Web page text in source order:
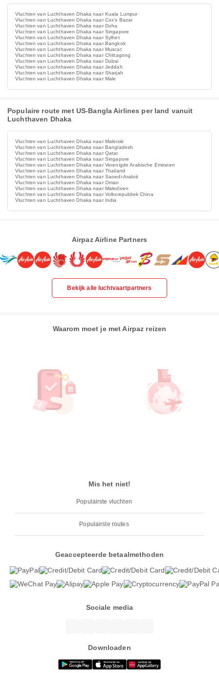
Vluchten van Luchthaven Dhaka naar Kuala Lumpur
Vluchten van Luchthaven Dhaka naar Cox's Bazar
Vluchten van Luchthaven Dhaka naar Doha
Vluchten van Luchthaven Dhaka naar Singapore
Vluchten van Luchthaven Dhaka naar Sylhet
Vluchten van Luchthaven Dhaka naar Bangkok
Vluchten van Luchthaven Dhaka naar Muscat
Vluchten van Luchthaven Dhaka naar Chittagong
Vluchten van Luchthaven Dhaka naar Dubai
Vluchten van Luchthaven Dhaka naar Jeddah
Vluchten van Luchthaven Dhaka naar Sharjah
Vluchten van Luchthaven Dhaka naar Male
Populaire route met US-Bangla Airlines per land vanuit
Luchthaven Dhaka
Vluchten van Luchthaven Dhaka naar Maleisië
Vluchten van Luchthaven Dhaka naar Bangladesh
Vluchten van Luchthaven Dhaka naar Qatar
Vluchten van Luchthaven Dhaka naar Singapore
Vluchten van Luchthaven Dhaka naar Verenigde Arabische Emiraten
Vluchten van Luchthaven Dhaka naar Thailand
Vluchten van Luchthaven Dhaka naar Saoedi-Arabië
Vluchten van Luchthaven Dhaka naar Oman
Vluchten van Luchthaven Dhaka naar Malediven
Vluchten van Luchthaven Dhaka naar Volksrepubliek China
Vluchten van Luchthaven Dhaka naar India
Airpaz Airline Partners
Bekijk alle luchtvaartpartners
Waarom moet je met Airpaz reizen
Mis het niet!
Populairste vluchten
Populairste routes
Geaccepteerde betaalmethoden
Sociale media
Downloaden